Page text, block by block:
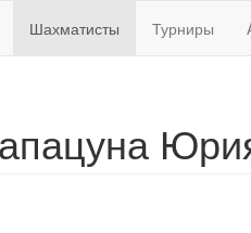
Шахматисты Турниры